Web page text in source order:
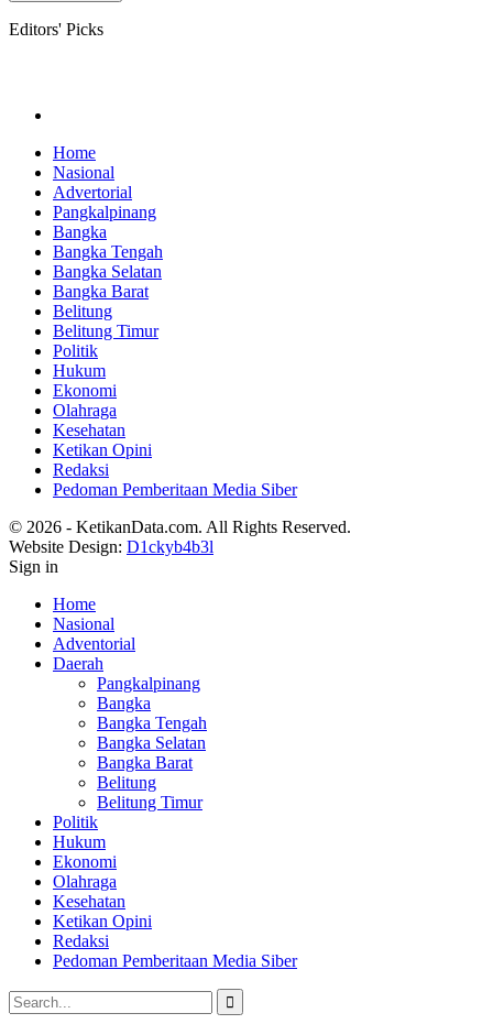
Editors' Picks
Home
Nasional
Advertorial
Pangkalpinang
Bangka
Bangka Tengah
Bangka Selatan
Bangka Barat
Belitung
Belitung Timur
Politik
Hukum
Ekonomi
Olahraga
Kesehatan
Ketikan Opini
Redaksi
Pedoman Pemberitaan Media Siber
© 2026 - KetikanData.com. All Rights Reserved.
Website Design: D1ckyb4b3l
Sign in
Home
Nasional
Adventorial
Daerah
Pangkalpinang
Bangka
Bangka Tengah
Bangka Selatan
Bangka Barat
Belitung
Belitung Timur
Politik
Hukum
Ekonomi
Olahraga
Kesehatan
Ketikan Opini
Redaksi
Pedoman Pemberitaan Media Siber